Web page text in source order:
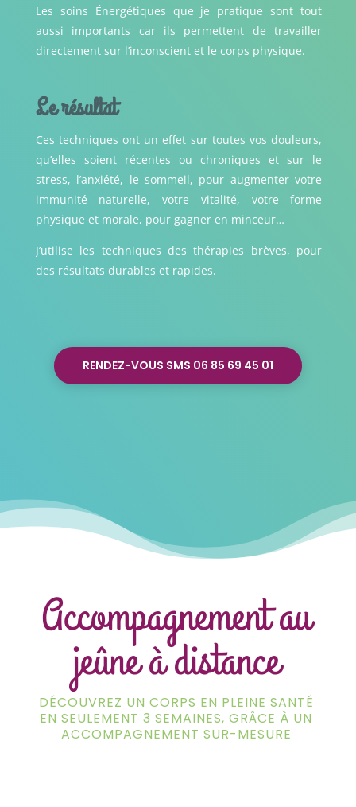
Les soins Énergétiques que je pratique sont tout
aussi importants car ils permettent de travailler
directement sur l’inconscient et le corps physique.
Le résultat
Ces techniques ont un effet sur toutes vos douleurs,
qu’elles soient récentes ou chroniques et sur le
stress, l’anxiété, le sommeil, pour augmenter votre
immunité naturelle, votre vitalité, votre forme
physique et morale, pour gagner en minceur…
J’utilise les techniques des thérapies brèves, pour
des résultats durables et rapides.
RENDEZ-VOUS SMS 06 85 69 45 01
Accompagnement au
jeûne à distance
DÉCOUVREZ UN CORPS EN PLEINE SANTÉ
EN SEULEMENT 3 SEMAINES, GRÂCE À UN
ACCOMPAGNEMENT SUR-MESURE